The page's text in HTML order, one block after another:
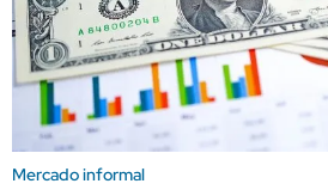
Mercado informal